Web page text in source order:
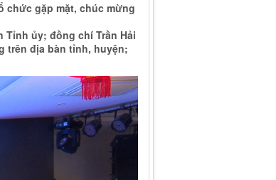
chức gặp mặt, chúc mừng
Tỉnh ủy; đồng chí Trần Hải
trên địa bàn tỉnh, huyện;